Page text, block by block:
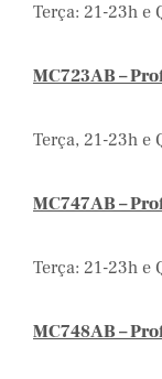
Terça: 21-23h e
MC723AB –
Terça, 21-23h e
MC747AB –
Terça: 21-23h e
MC748AB –